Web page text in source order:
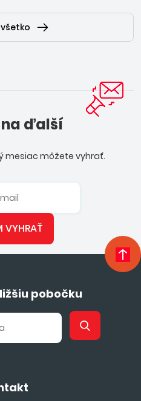
na ďalší
mesiac môžete vyhrať.
VYHRAŤ
pobočku